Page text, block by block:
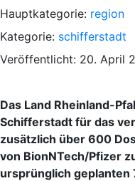
Hauptkategorie: region
Kategorie: schifferstadt
Veröffentlicht: 20. April
Das Land Rheinland-
Schifferstadt für das
zusätzlich über 600
von BionNTech/Pfizer
ursprünglich geplanten